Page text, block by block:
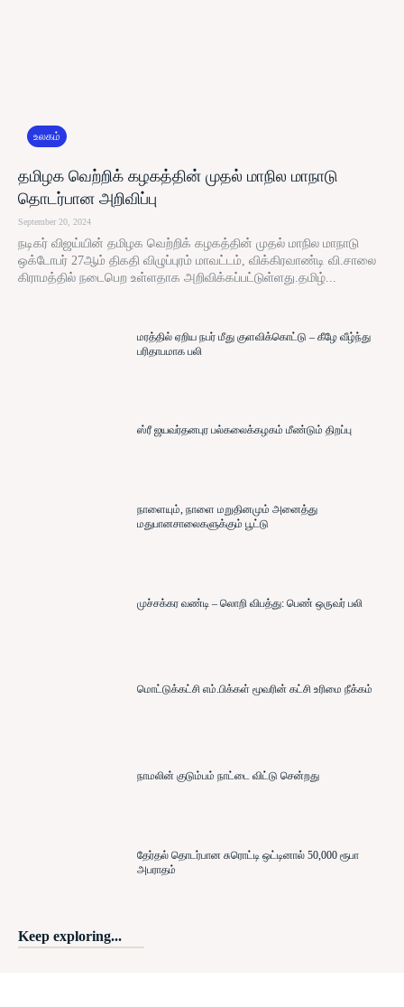
உலகம்
தமிழக வெற்றிக் கழகத்தின் முதல் மாநில மாநாடு
தொடர்பான அறிவிப்பு
September 20, 2024
நடிகர் விஜய்யின் தமிழக வெற்றிக் கழகத்தின் முதல் மாநில மாநாடு
ஒக்டோபர் 27ஆம் திகதி விழுப்புரம் மாவட்டம், விக்கிரவாண்டி வி.சாலை
கிராமத்தில் நடைபெற உள்ளதாக அறிவிக்கப்பட்டுள்ளது.தமிழ்...
மரத்தில் ஏறிய நபர் மீது குளவிக்கொட்டு – கீழே வீழ்ந்து
பரிதாபமாக பலி
ஸ்ரீ ஜயவர்தனபுர பல்கலைக்கழகம் மீண்டும் திறப்பு
நாளையும், நாளை மறுதினமும் அனைத்து
மதுபானசாலைகளுக்கும் பூட்டு
முச்சக்கர வண்டி – லொறி விபத்து: பெண் ஒருவர் பலி
மொட்டுக்கட்சி எம்.பிக்கள் மூவரின் கட்சி உரிமை நீக்கம்
நாமலின் குடும்பம் நாட்டை விட்டு சென்றது
தேர்தல் தொடர்பான சுரொட்டி ஒட்டினால் 50,000 ரூபா
அபராதம்
Keep exploring...